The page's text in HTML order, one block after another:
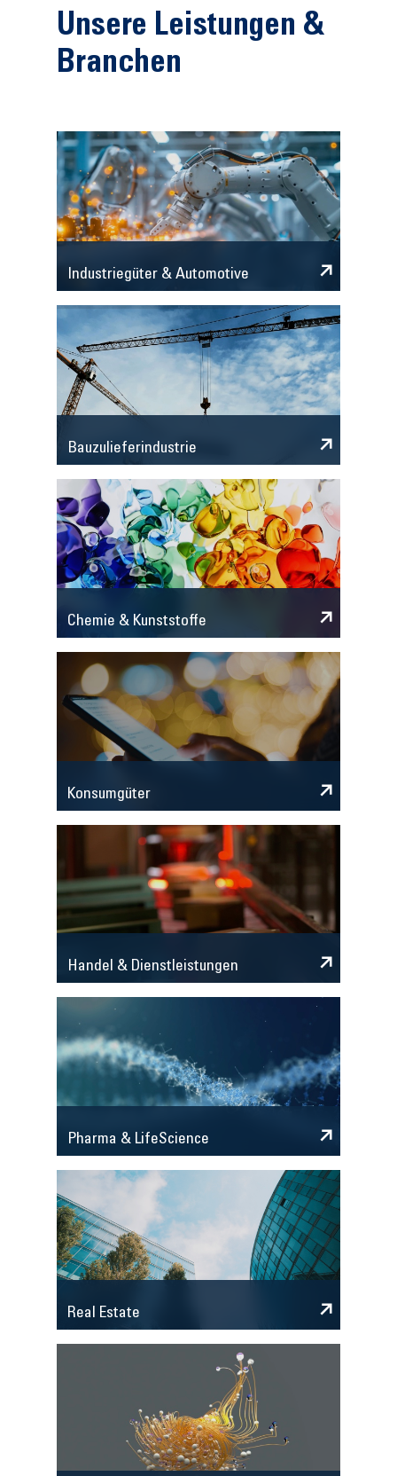
Unsere Leistungen &
Branchen
Industriegüter & Automotive
Bauzulieferindustrie
Chemie & Kunststoffe
Konsumgüter
Handel & Dienstleistungen
Pharma & LifeScience
Real Estate